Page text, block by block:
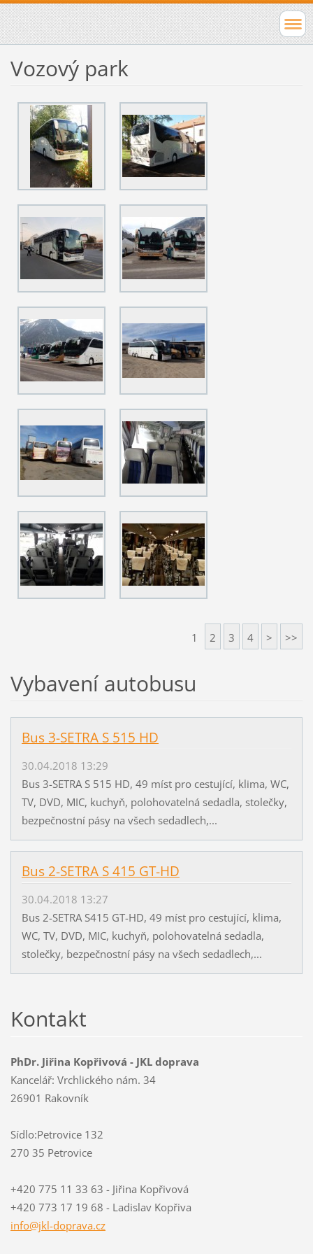
Vozový park
1 2 3 4 > >>
Vybavení autobusu
Bus 3-SETRA S 515 HD
30.04.2018 13:29
Bus 3-SETRA S 515 HD, 49 míst pro cestující, klima, WC,
TV, DVD, MIC, kuchyň, polohovatelná sedadla, stolečky,
bezpečnostní pásy na všech sedadlech,...
Bus 2-SETRA S 415 GT-HD
30.04.2018 13:27
Bus 2-SETRA S415 GT-HD, 49 míst pro cestující, klima,
WC, TV, DVD, MIC, kuchyň, polohovatelná sedadla,
stolečky, bezpečnostní pásy na všech sedadlech,...
Kontakt
PhDr. Jiřina Kopřivová - JKL doprava
Kancelář: Vrchlického nám. 34
26901 Rakovník
Sídlo:Petrovice 132
270 35 Petrovice
+420 775 11 33 63 - Jiřina Kopřivová
+420 773 17 19 68 - Ladislav Kopřiva
info@jkl-doprava.cz